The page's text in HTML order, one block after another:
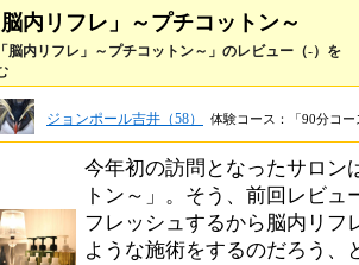
脳内リフレ」～プチコットン～
脳内リフレ」～プチコットン～」のレビュー（-）を
ジョンポール吉井（58） 体験コース：「90分コ
今年初の訪問となったサロン
トン～」。そう、前回レビ
フレッシュするから脳内リ
ような施術をするのだろう、